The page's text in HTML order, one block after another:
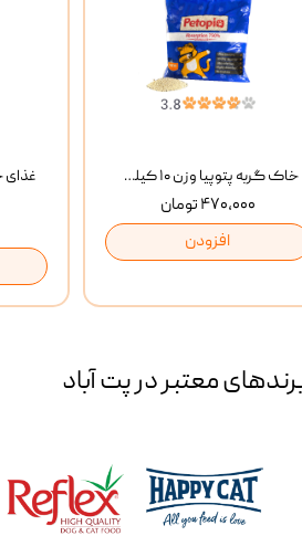
خاک گربه پتوپیا وزن ۱۰ کیلوگرم
۴۷۰,۰۰۰ تومان
افزودن
معتبر در پت آباد